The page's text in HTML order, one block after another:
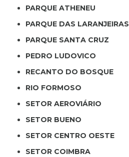
PARQUE ATHENEU
PARQUE DAS LARANJEIRAS
PARQUE SANTA CRUZ
PEDRO LUDOVICO
RECANTO DO BOSQUE
RIO FORMOSO
SETOR AEROVIÁRIO
SETOR BUENO
SETOR CENTRO OESTE
SETOR COIMBRA